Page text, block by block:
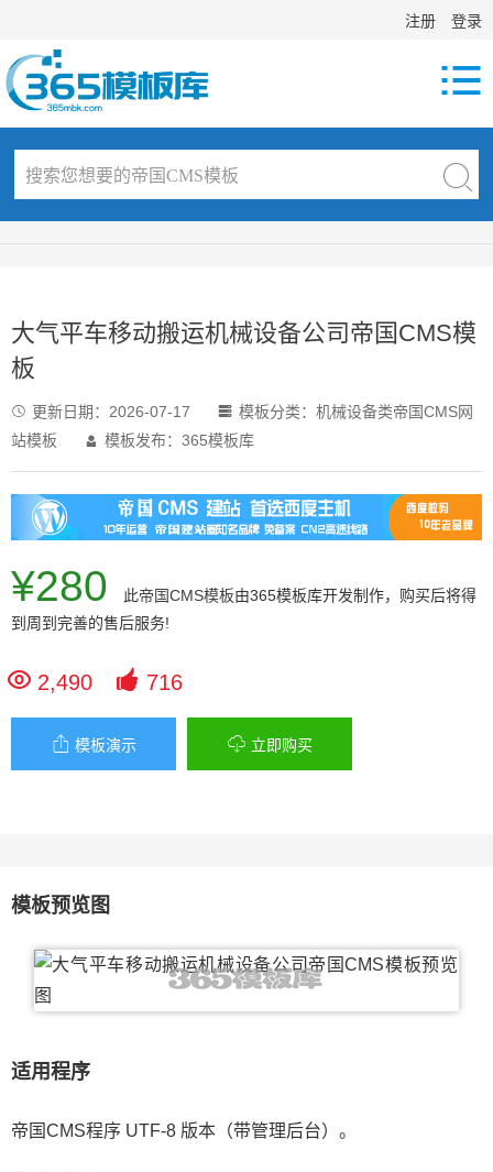
注册 登录

大气平车移动搬运机械设备公司帝国CMS模
板
 更新日期： 2026-07-17  模板分类： 机械设备类帝国CMS网
站模板
 模板发布：365模板库
¥280 此帝国CMS模板由365模板库开发制作，购买后将得
到周到完善的售后服务!
 2,490  716
 模板演示  立即购买
模板预览图
适用程序
帝国CMS程序 UTF-8 版本（带管理后台）。